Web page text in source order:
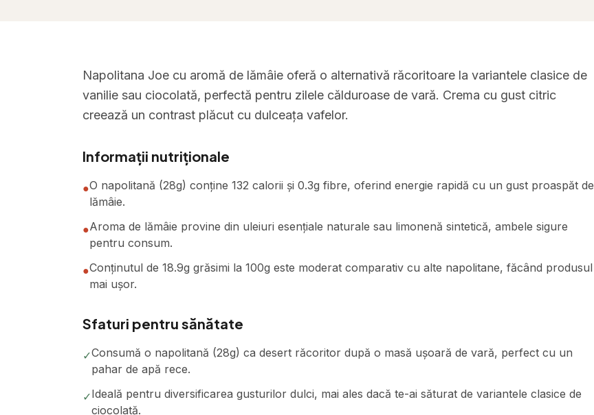
Napolitana Joe cu aromă de lămâie oferă o alternativă răcoritoare la variantele clasice de
vanilie sau ciocolată, perfectă pentru zilele călduroase de vară. Crema cu gust citric
creează un contrast plăcut cu dulceața vafelor.
Informații nutriționale
●O napolitană (28g) conține 132 calorii și 0.3g fibre, oferind energie rapidă cu un gust proaspăt de
lămâie.
●Aroma de lămâie provine din uleiuri esențiale naturale sau limonenă sintetică, ambele sigure
pentru consum.
●Conținutul de 18.9g grăsimi la 100g este moderat comparativ cu alte napolitane, făcând produsul
mai ușor.
Sfaturi pentru sănătate
✓Consumă o napolitană (28g) ca desert răcoritor după o masă ușoară de vară, perfect cu un
pahar de apă rece.
✓Ideală pentru diversificarea gusturilor dulci, mai ales dacă te-ai săturat de variantele clasice de
ciocolată.